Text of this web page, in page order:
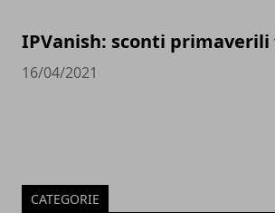
IPVanish: sconti primaverili
16/04/2021
CATEGORIE